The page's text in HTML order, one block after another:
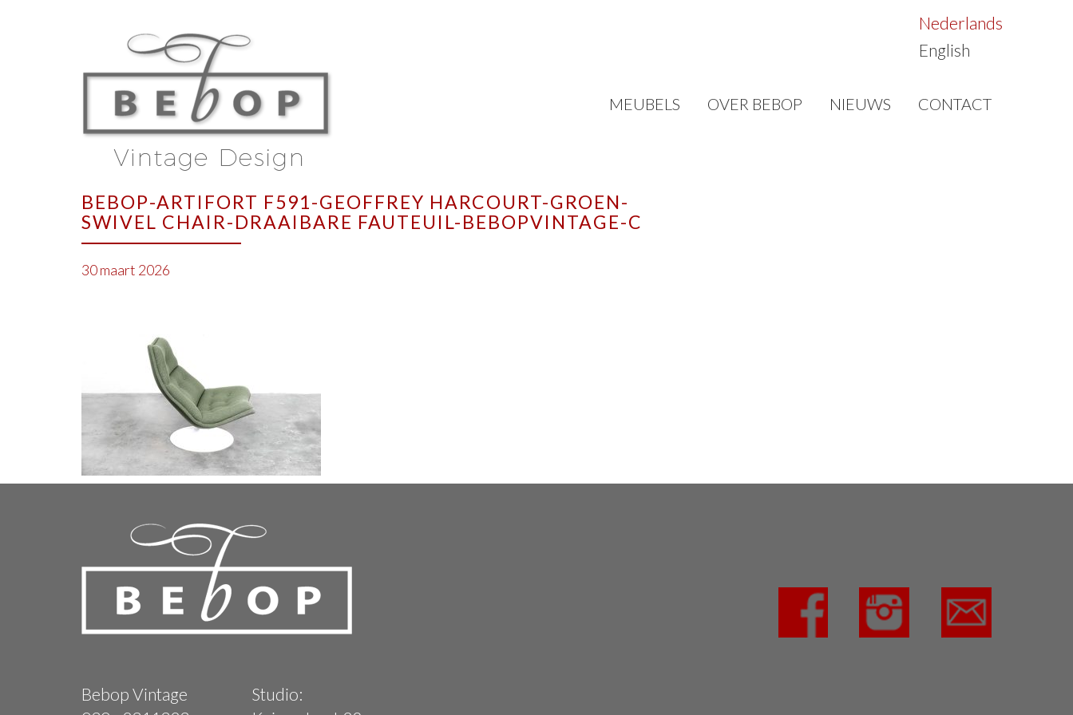
MEUBELS OVER BEBOP NIEUWS CONTACT
Nederlands
English
BEBOP-ARTIFORT F591-GEOFFREY HARCOURT-GROEN-
SWIVEL CHAIR-DRAAIBARE FAUTEUIL-BEBOPVINTAGE-C
30 maart 2026
Bebop Vintage
Studio: